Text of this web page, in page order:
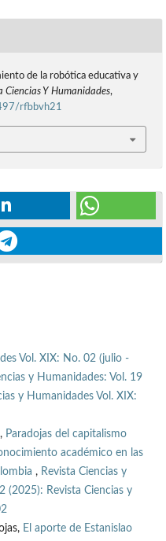
de la robótica educativa y
Ciencias Y Humanidades,
rfbbvh21
Vol. XIX: No. 02 (julio -
y Humanidades: Vol. 19
y Humanidades Vol. XIX:
Paradojas del capitalismo
académico en las
, Revista Ciencias y
(2025): Revista Ciencias y
El aporte de Estanislao